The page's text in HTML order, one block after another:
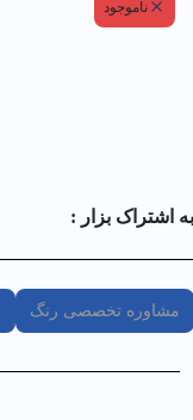
ناموجود
به اشتراک بزار :
مشاوره تخصصی رنگ